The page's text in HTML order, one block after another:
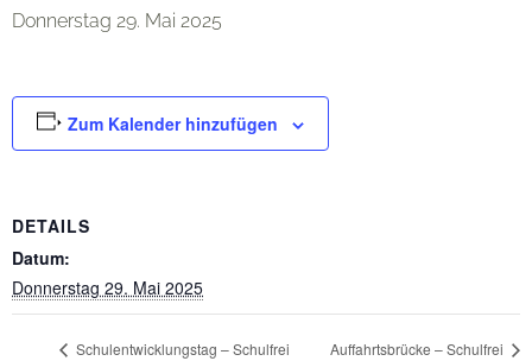
Donnerstag 29. Mai 2025
Zum Kalender hinzufügen
DETAILS
Datum:
Donnerstag 29. Mai 2025
Schulentwicklungstag – Schulfrei Auffahrtsbrücke – Schulfrei